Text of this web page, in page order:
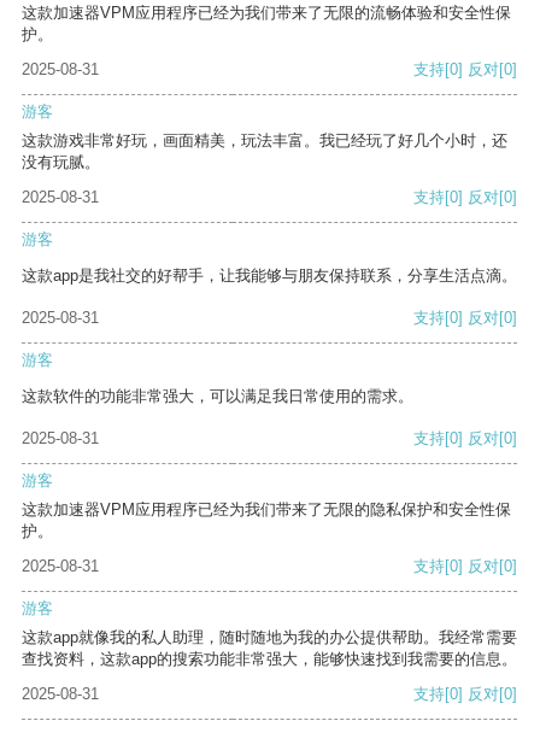
这款加速器VPM应用程序已经为我们带来了无限的流畅体验和安全性保
护。
2025-08-31
支持[0] 反对[0]
游客
这款游戏非常好玩，画面精美，玩法丰富。我已经玩了好几个小时，还
没有玩腻。
2025-08-31
支持[0] 反对[0]
游客
这款app是我社交的好帮手，让我能够与朋友保持联系，分享生活点滴。
2025-08-31 支持[0] 反对[0]
游客
这款软件的功能非常强大，可以满足我日常使用的需求。
2025-08-31 支持[0] 反对[0]
游客
这款加速器VPM应用程序已经为我们带来了无限的隐私保护和安全性保
护。
2025-08-31
支持[0] 反对[0]
游客
这款app就像我的私人助理，随时随地为我的办公提供帮助。我经常需要
查找资料，这款app的搜索功能非常强大，能够快速找到我需要的信息。
2025-08-31
支持[0] 反对[0]